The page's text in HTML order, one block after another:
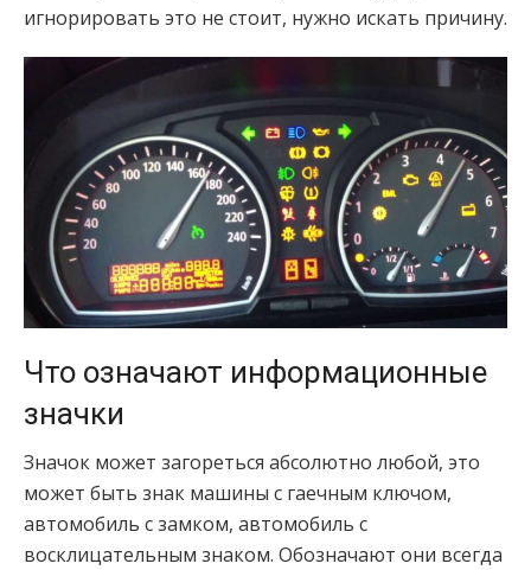
игнорировать это не стоит, нужно искать причину.
Что означают информационные
значки
Значок может загореться абсолютно любой, это
может быть знак машины с гаечным ключом,
автомобиль с замком, автомобиль с
восклицательным знаком. Обозначают они всегда